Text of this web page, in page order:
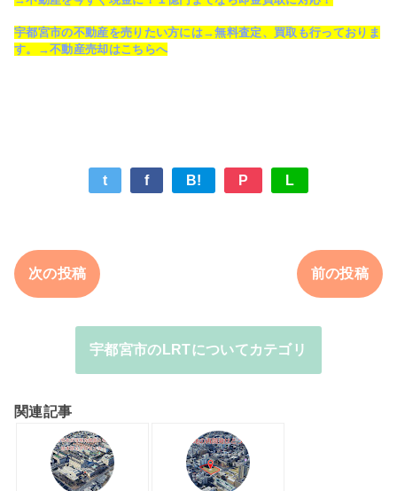
宇都宮市の不動産を売りたい方には→無料査定、買取も行っておりま
す。→不動産売却はこちらへ
t f B! P L
次の投稿 前の投稿
宇都宮市のLRTについてカテゴリ
関連記事